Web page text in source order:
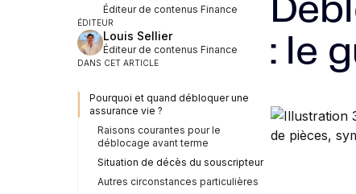
Éditeur de contenus Finance
ÉDITEUR
Louis Sellier
Éditeur de contenus Finance
DANS CET ARTICLE
Pourquoi et quand débloquer une
assurance vie ?
Raisons courantes pour le
déblocage avant terme
Situation de décès du souscripteur
Autres circonstances particulières
: le